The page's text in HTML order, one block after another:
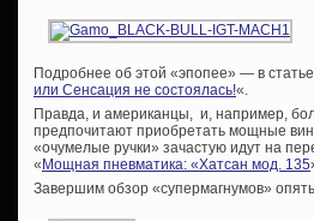
Подробнее об этой «эпопее» — в
или Сенсация не состоялась!«.
Правда, и американцы, и, например,
предпочитают приобретать мощные
«очумелые ручки» зачастую идут на
« Мощная пневматика: «Хатсан мод. 135
Завершим обзор «супермагнумов»